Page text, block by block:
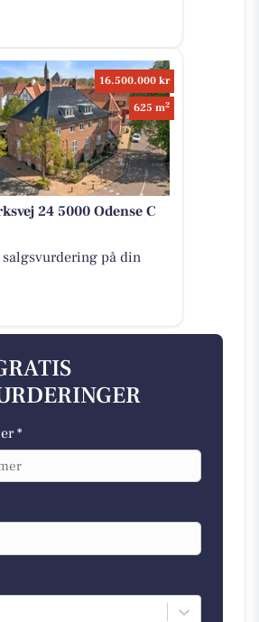
16.500.000 kr
625 m2
24 5000 Odense C
salgsvurdering på din
*